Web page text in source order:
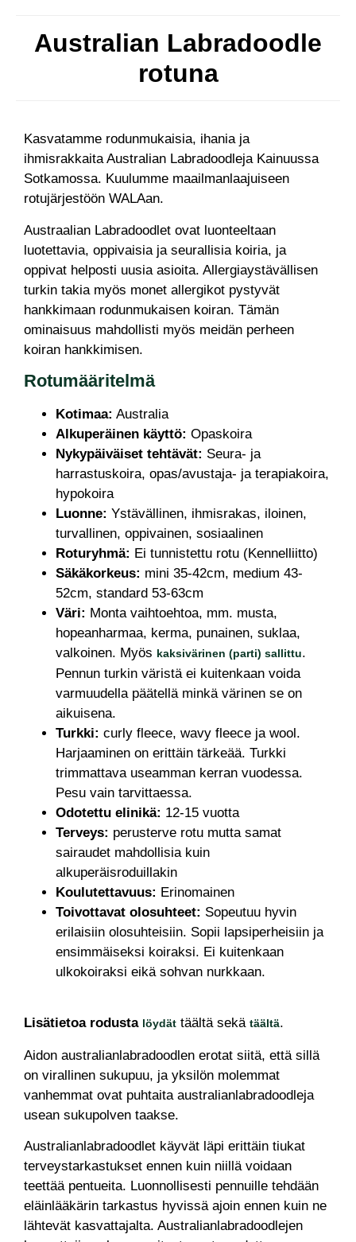
Australian Labradoodle
rotuna
Kasvatamme rodunmukaisia, ihania ja
ihmisrakkaita Australian Labradoodleja Kainuussa
Sotkamossa. Kuulumme maailmanlaajuiseen
rotujärjestöön WALAan.
Austraalian Labradoodlet ovat luonteeltaan
luotettavia, oppivaisia ja seurallisia koiria, ja
oppivat helposti uusia asioita. Allergiaystävällisen
turkin takia myös monet allergikot pystyvät
hankkimaan rodunmukaisen koiran. Tämän
ominaisuus mahdollisti myös meidän perheen
koiran hankkimisen.
Rotumääritelmä
Kotimaa: Australia
Alkuperäinen käyttö: Opaskoira
Nykypäiväiset tehtävät: Seura- ja
harrastuskoira, opas/avustaja- ja terapiakoira,
hypokoira
Luonne: Ystävällinen, ihmisrakas, iloinen,
turvallinen, oppivainen, sosiaalinen
Roturyhmä: Ei tunnistettu rotu (Kennelliitto)
Säkäkorkeus: mini 35-42cm, medium 43-
52cm, standard 53-63cm
Väri: Monta vaihtoehtoa, mm. musta,
hopeanharmaa, kerma, punainen, suklaa,
valkoinen. Myös kaksivärinen (parti) sallittu.
Pennun turkin väristä ei kuitenkaan voida
varmuudella päätellä minkä värinen se on
aikuisena.
Turkki: curly fleece, wavy fleece ja wool.
Harjaaminen on erittäin tärkeää. Turkki
trimmattava useamman kerran vuodessa.
Pesu vain tarvittaessa.
Odotettu elinikä: 12-15 vuotta
Terveys: perusterve rotu mutta samat
sairaudet mahdollisia kuin
alkuperäisroduillakin
Koulutettavuus: Erinomainen
Toivottavat olosuhteet: Sopeutuu hyvin
erilaisiin olosuhteisiin. Sopii lapsiperheisiin ja
ensimmäiseksi koiraksi. Ei kuitenkaan
ulkokoiraksi eikä sohvan nurkkaan.
Lisätietoa rodusta löydät täältä sekä täältä.
Aidon australianlabradoodlen erotat siitä, että sillä
on virallinen sukupuu, ja yksilön molemmat
vanhemmat ovat puhtaita australianlabradoodleja
usean sukupolven taakse.
Australianlabradoodlet käyvät läpi erittäin tiukat
terveystarkastukset ennen kuin niillä voidaan
teettää pentueita. Luonnollisesti pennuille tehdään
eläinlääkärin tarkastus hyvissä ajoin ennen kuin ne
lähtevät kasvattajalta. Australianlabradoodlejen